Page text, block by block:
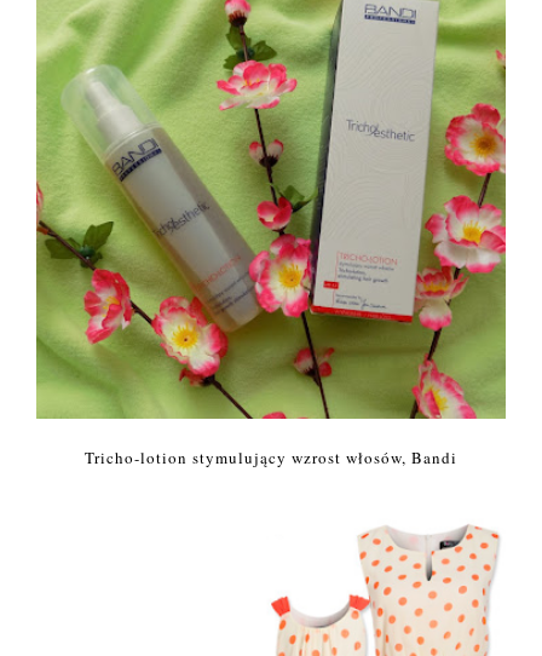
Tricho-lotion stymulujący wzrost włosów, Bandi